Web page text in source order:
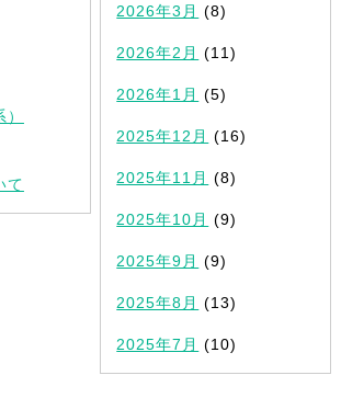
て
2026年3月 (8)
2026年2月 (11)
2026年1月 (5)
2025年12月 (16)
2025年11月 (8)
2025年10月 (9)
2025年9月 (9)
2025年8月 (13)
2025年7月 (10)